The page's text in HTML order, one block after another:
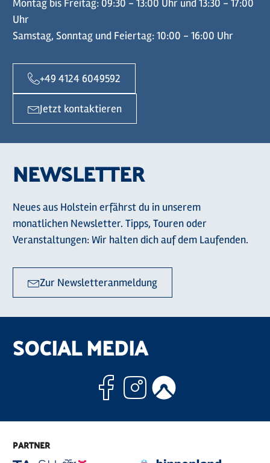
Montag bis Freitag: 09:30 - 13:00 Uhr und 13:30 - 17:00
Uhr
Samstag, Sonntag und Feiertag: 10:00 - 16:00 Uhr
+49 4124 6049592
Jetzt kontaktieren
NEWSLETTER
Neues aus Holstein erfährst du in unserem
monatlichen Newsletter. Tipps, Touren oder
Veranstaltungen: Wir halten dich auf dem Laufenden.
Zur Newsletteranmeldung
SOCIAL MEDIA
Facebook
Instagram
PARTNER